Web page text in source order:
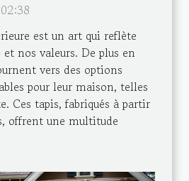
est un art qui reflète
nos valeurs. De plus en
vers des options
pour leur maison, telles
Ces tapis, fabriqués à partir
offrent une multitude